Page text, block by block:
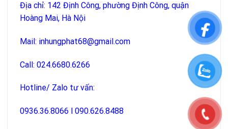
Địa chỉ: 142 Định Công, phường Định Công, quận
Hoàng Mai, Hà Nội
Mail: inhungphat68@gmail.com
Call: 024.6680.6266
Hotline/ Zalo tư vấn:
0936.36.8066 l 090.626.8488